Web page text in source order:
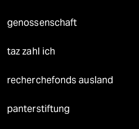
genossenschaft
taz zahl ich
recherchefonds ausland
panterstiftung